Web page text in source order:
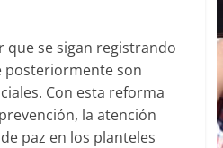
que se sigan registrando
posteriormente son
Con esta reforma
la atención
paz en los planteles